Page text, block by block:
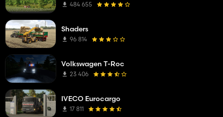
484 655
Shaders
96 814
Volkswagen T-Roc
23 406
IVECO Eurocargo
17 811